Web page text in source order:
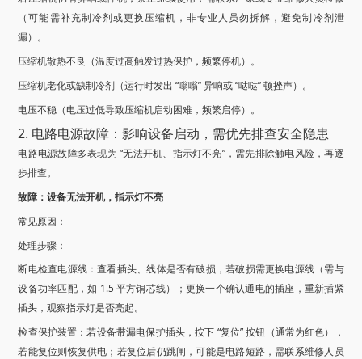
（可能需补充制冷剂或更换压缩机，非专业人员勿拆解，避免制冷剂泄
漏）。
压缩机散热不良（温度过高触发过热保护，频繁停机）。
压缩机老化或缺制冷剂（运行时发出 “嗡嗡” 异响或 “哒哒” 顿挫声）。
电压不稳（电压过低导致压缩机启动困难，频繁启停）。
2. 电路电源故障：影响设备启动，需优先排查安全隐患
电路电源故障多表现为 “无法开机、指示灯不亮”，需先排除触电风险，再逐
步排查。
故障：设备无法开机，指示灯不亮
常见原因：
处理步骤：
断电检查电源线：查看插头、线体是否有破损，若破损需更换电源线（需与
设备功率匹配，如 1.5 平方铜芯线）；更换一个确认通电的插座，重新插紧
插头，观察指示灯是否亮起。
检查保护装置：若设备带漏电保护插头，按下 “复位” 按钮（通常为红色），
若能复位则恢复供电；若复位后仍跳闸，可能是电路短路，需联系维修人员